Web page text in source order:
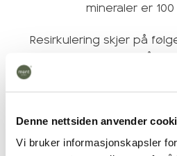
Denne nettsiden anvender
Vi bruker informasjonskapsler
mineraler er 100
Resirkulering skjer på
som er produsert i vår
knust og malt opp til
ment® -keramikk som er